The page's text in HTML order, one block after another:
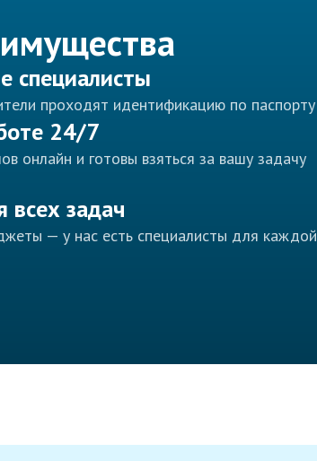
специалисты
проходят идентификацию по паспорту
24/7
онлайн и готовы взяться за вашу задачу
всех задач
— у нас есть специалисты для каждой